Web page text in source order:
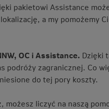
pakietowi Assistance
a my pomożemy
OC i Assistance. Dzięki
podróży zagranicznej. Co
do tej pory koszty.
liczyć na naszą